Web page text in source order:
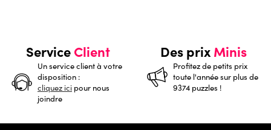
ServiceClient
Un service client à votre
disposition :
cliquez ici pour nous
joindre
Des prixMinis
Profitez de petits prix
toute l'année sur plus de
9374 puzzles !